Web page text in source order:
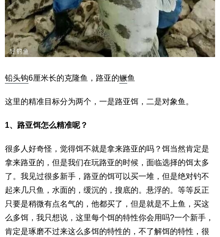
铅头钩6厘米长的克隆鱼，路亚的鳜鱼
这里的精准目标分为两个，一是路亚饵，二是对象鱼。
1、路亚饵怎么精准呢？
很多人好奇怪，觉得饵不就是拿来路亚的吗？饵当然肯定是
拿来路亚的，但是我们在玩路亚的时候，面临选择的饵太多
了。我见过很多新手，路亚的饵可以买一堆，但是绝对钓不
起来几只鱼，水面的，缓沉的，搜底的。悬浮的。等等反正
只要是稍微有点名气的，他都买了，但是就是不上鱼，买这
么多饵，我只想说，这里每个饵的特性你会用吗?一个新手，
肯定是琢磨不过来这么多饵的特性的，不了解饵的特性，很